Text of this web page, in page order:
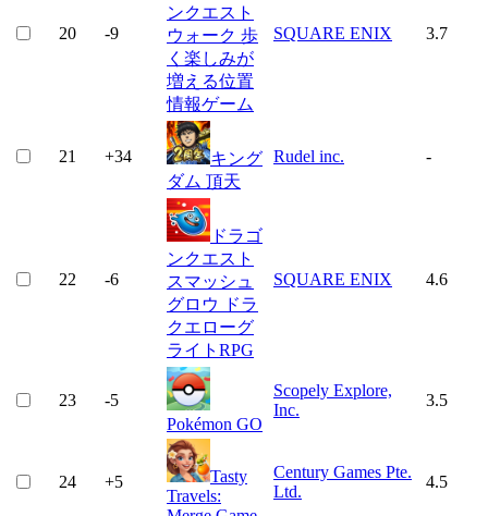
20 -9
ンクエスト
ウォーク 歩
く楽しみが
増える位置
情報ゲーム
SQUARE ENIX 3.7
21 +34
キング
ダム 頂天
Rudel inc. -
22 -6
ドラゴ
ンクエスト
スマッシュ
グロウ ドラ
クエローグ
ライトRPG
SQUARE ENIX 4.6
23
-5
Pokémon GO
Scopely Explore,
Inc.
3.5
24 +5
Tasty
Travels:
Century Games Pte.
Ltd.
4.5